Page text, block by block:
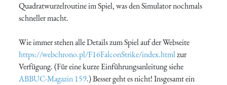
Quadratwurzelroutine im Spiel, was den Simulator nochmals
schneller macht.
Wie immer stehen alle Details zum Spiel auf der Webseite
https://webchrono.pl/F16FalconStrike/index.htmlzur
Verfügung. (Für eine kurze Einführungsanleitung siehe
ABBUC-Magazin 159.) Besser geht es nicht! Insgesamt ein